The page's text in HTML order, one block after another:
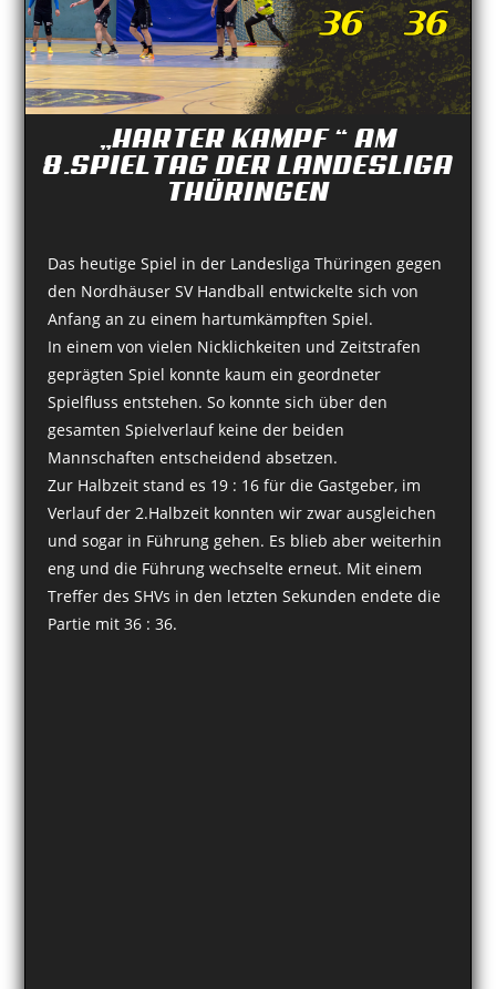
„HARTER KAMPF “ AM
8.SPIELTAG DER LANDESLIGA
THÜRINGEN
Das heutige Spiel in der Landesliga Thüringen gegen
den Nordhäuser SV Handball entwickelte sich von
Anfang an zu einem hartumkämpften Spiel.
In einem von vielen Nicklichkeiten und Zeitstrafen
geprägten Spiel konnte kaum ein geordneter
Spielfluss entstehen. So konnte sich über den
gesamten Spielverlauf keine der beiden
Mannschaften entscheidend absetzen.
Zur Halbzeit stand es 19 : 16 für die Gastgeber, im
Verlauf der 2.Halbzeit konnten wir zwar ausgleichen
und sogar in Führung gehen. Es blieb aber weiterhin
eng und die Führung wechselte erneut. Mit einem
Treffer des SHVs in den letzten Sekunden endete die
Partie mit 36 : 36.